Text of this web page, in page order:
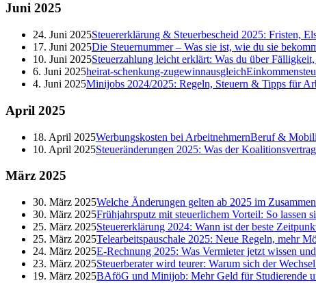
Juni 2025
24. Juni 2025Steuererklärung & Steuerbescheid 2025: Fristen,
17. Juni 2025Die Steuernummer – Was sie ist, wie du sie
10. Juni 2025Steuerzahlung leicht erklärt: Was du über
6. Juni 2025heirat-schenkung-zugewinnausgleich
4. Juni 2025Minijobs 2024/2025: Regeln, Steuern & Tipps für
April 2025
18. April 2025Werbungskosten bei ArbeitnehmernBeruf &
10. April 2025Steueränderungen 2025: Was der
März 2025
30. März 2025Welche Änderungen gelten ab 2025 im
30. März 2025Frühjahrsputz mit steuerlichem Vorteil: So lassen
25. März 2025Steuererklärung 2024: Wann ist der beste
25. März 2025Telearbeitspauschale 2025: Neue Regeln, mehr
24. März 2025E-Rechnung 2025: Was Vermieter jetzt wissen
23. März 2025Steuerberater wird teurer: Warum sich der
19. März 2025BAföG und Minijob: Mehr Geld für Studierende